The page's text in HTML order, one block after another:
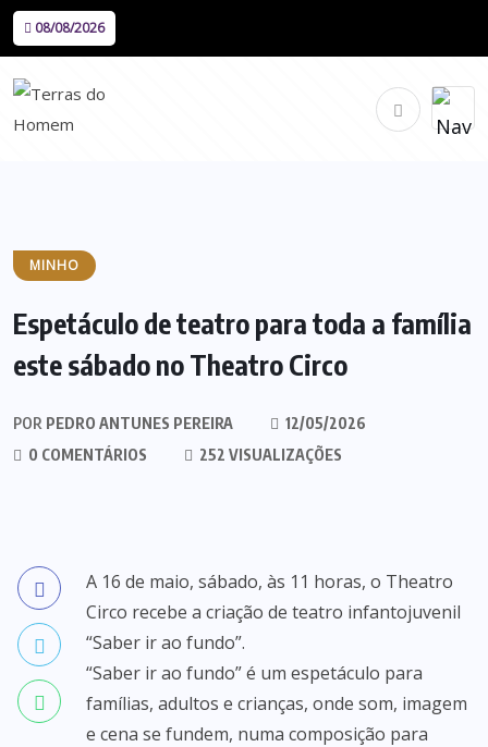
08/08/2026
MINHO
Espetáculo de teatro para toda a família
este sábado no Theatro Circo
POR PEDRO ANTUNES PEREIRA
12/05/2026
0 COMENTÁRIOS
252 VISUALIZAÇÕES
A 16 de maio, sábado, às 11 horas, o Theatro
Circo recebe a criação de teatro infantojuvenil
“Saber ir ao fundo”.
“Saber ir ao fundo” é um espetáculo para
famílias, adultos e crianças, onde som, imagem
e cena se fundem, numa composição para